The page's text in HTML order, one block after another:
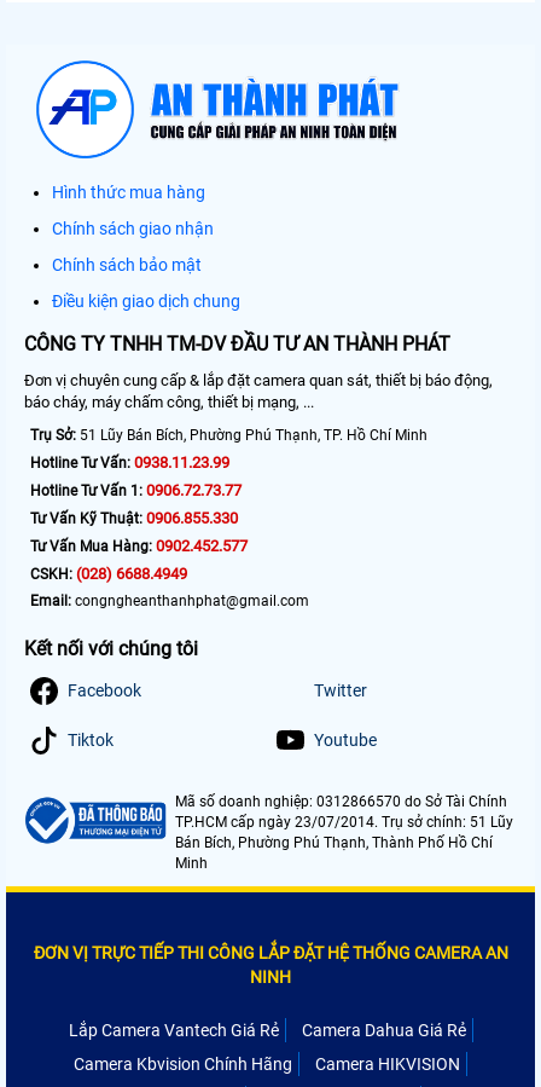
Hình thức mua hàng
Chính sách giao nhận
Chính sách bảo mật
Điều kiện giao dịch chung
CÔNG TY TNHH TM-DV ĐẦU TƯ AN THÀNH PHÁT
Đơn vị chuyên cung cấp & lắp đặt camera quan sát, thiết bị báo động,
báo cháy, máy chấm công, thiết bị mạng, ...
Trụ Sở: 51 Lũy Bán Bích, Phường Phú Thạnh, TP. Hồ Chí Minh
Hotline Tư Vấn: 0938.11.23.99
Hotline Tư Vấn 1: 0906.72.73.77
Tư Vấn Kỹ Thuật: 0906.855.330
Tư Vấn Mua Hàng: 0902.452.577
CSKH: (028) 6688.4949
Email: congngheanthanhphat@gmail.com
Kết nối với chúng tôi
Facebook Twitter
Tiktok Youtube
Mã số doanh nghiệp: 0312866570 do Sở Tài Chính
TP.HCM cấp ngày 23/07/2014. Trụ sở chính: 51 Lũy
Bán Bích, Phường Phú Thạnh, Thành Phố Hồ Chí
Minh
ĐƠN VỊ TRỰC TIẾP THI CÔNG LẮP ĐẶT HỆ THỐNG CAMERA AN
NINH
Lắp Camera Vantech Giá Rẻ
Camera Dahua Giá Rẻ
Camera Kbvision Chính Hãng
Camera HIKVISION